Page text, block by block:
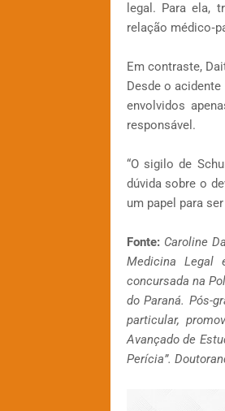
legal. Para ela,
relação
Em contraste,
Desde o
envolvidos
responsável.
“O sigilo de
dúvida sobre o
um papel para
Fonte: Caroline
Medicina Legal
concursada na
do Paraná. Pós-
particular,
Avançado de
Perícia”.